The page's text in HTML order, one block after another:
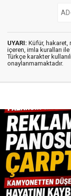
UYARI: Küfür, hakaret,
içeren, imla kuralları ile
Türkçe karakter
onaylanmamaktadır.